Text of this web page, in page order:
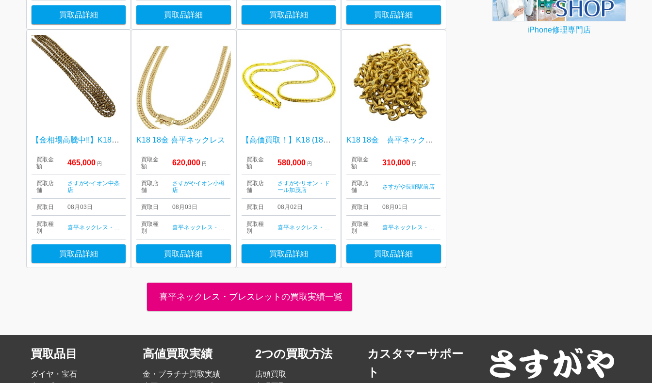
買取品詳細 買取品詳細 買取品詳細 買取品詳細
【金相場高騰中!!】K18 18金 喜平ネックレス
買取金
額
465,000 円
買取店
舗
さすがやイオン中条
店
買取日 08月03日
買取種
別
喜平ネックレス・ブレスレット
買取品詳細
K18 18金 喜平ネックレス
買取金
額
620,000 円
買取店
舗
さすがやイオン小樽
店
買取日 08月03日
買取種
別
喜平ネックレス・ブレスレット
買取品詳細
【高価買取！】K18 (18金) ネックレス 喜平 アクセサリー
買取金
額
580,000 円
買取店
舗
さすがやリオン・ド
ール加茂店
買取日 08月02日
買取種
別
喜平ネックレス・ブレスレット
買取品詳細
K18 18金 喜平ネックレス
買取金
額
310,000 円
買取店
舗
さすがや長野駅前店
買取日 08月01日
買取種
別
喜平ネックレス・ブレスレット
買取品詳細
喜平ネックレス・ブレスレットの買取実績一覧
iPhone修理専門店
買取品目
ダイヤ・宝石
高値買取実績
金・プラチナ買取実績
2つの買取方法
店頭買取
カスタマーサポー
ト